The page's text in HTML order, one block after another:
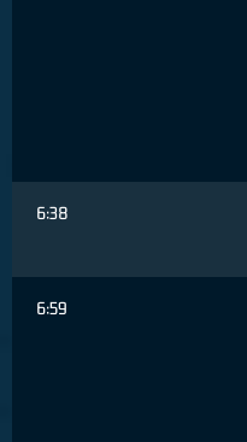
6:38
6:59